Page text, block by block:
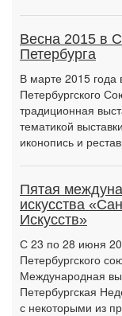
Весна 2015 в
Петербурга
В марте 2015 года
Петербургского
традиционная
тематикой
иконопись и
Пятая
искусства
Искусств»
С 23 по 28 июня
Петербургского
Международная
Петербургская
с некоторыми из